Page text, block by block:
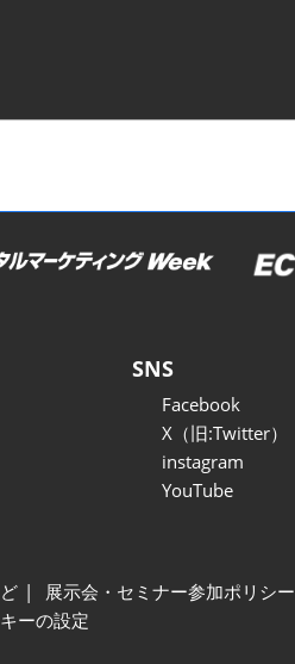
SNS
Facebook
X（旧:Twitter）
instagram
YouTube
展示会・セミナー参加ポリシー
ーの設定